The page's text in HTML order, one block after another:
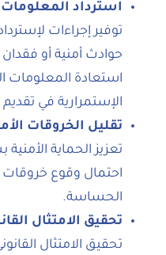
استرداد المعلومات
توفير إجراءات
حوادث أمنية أو
استعادة المعلومات
الإستمرارية في
تقليل الخروقات
تعزيز الحماية
احتمال وقوع
الحساسة.
تحقيق الامتثال
تحقيق الامتثال